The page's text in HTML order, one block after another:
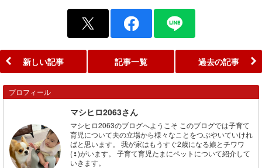
新しい記事 記事一覧 過去の記事
プロフィール
マシヒロ2063さん
マシヒロ2063のブログへようこそ このブログでは子育て
育児について夫の立場から様々なことをつぶやいていけれ
ばと思います。 我が家はもうすぐ2歳になる娘とチワワ
(♀)がいます。 子育て育児たまにペットについて紹介して
いきます。